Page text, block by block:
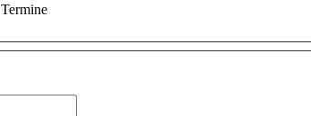
Termine